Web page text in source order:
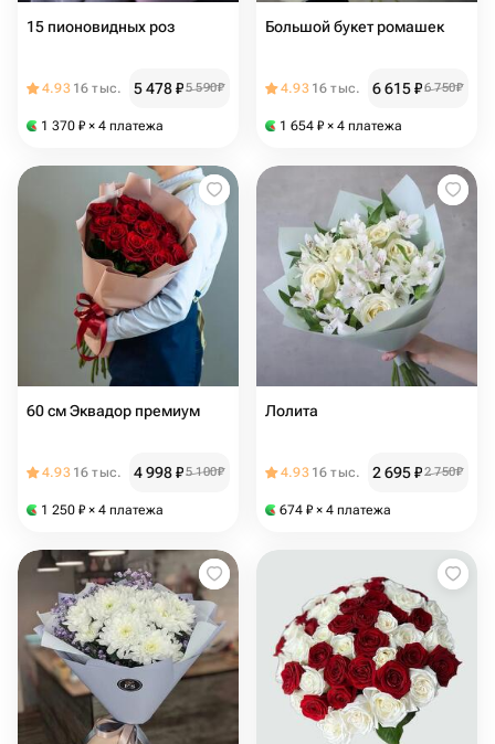
15 пионовидных роз
4.93 16 тыс. 5 478₽5 590₽
1 370 ₽ × 4 платежа
Большой букет ромашек
4.93 16 тыс. 6 615₽6 750₽
1 654 ₽ × 4 платежа
60 см Эквадор премиум
4.93 16 тыс. 4 998₽5 100₽
1 250 ₽ × 4 платежа
Лолита
4.93 16 тыс. 2 695₽2 750₽
674 ₽ × 4 платежа